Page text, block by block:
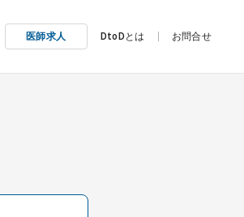
医師求人 DtoDとは お問合せ